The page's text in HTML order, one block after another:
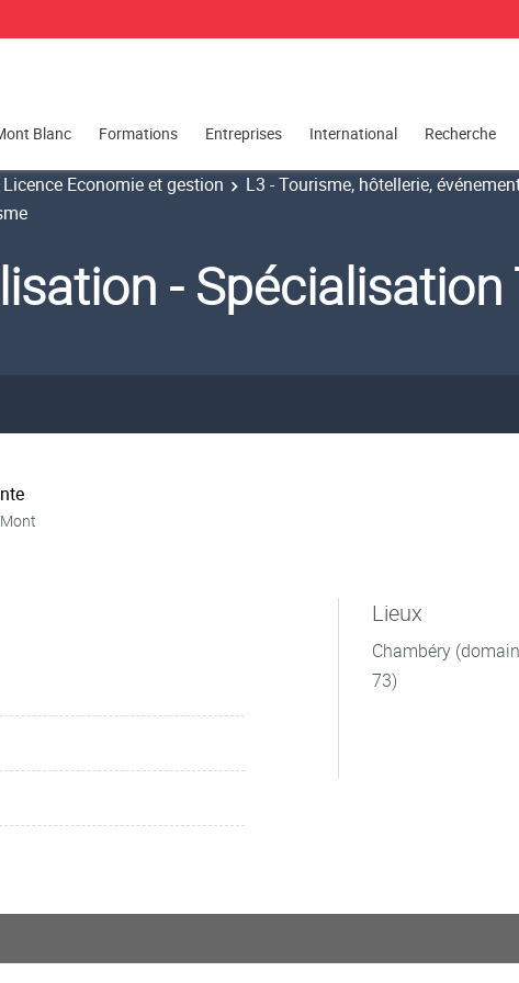
Blanc Formations Entreprises International Recherche
Licence Economie et gestion L3 - Tourisme, hôtellerie,
-
Lieux
Chambéry
73)